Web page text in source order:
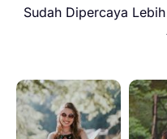
Sudah Dipercaya